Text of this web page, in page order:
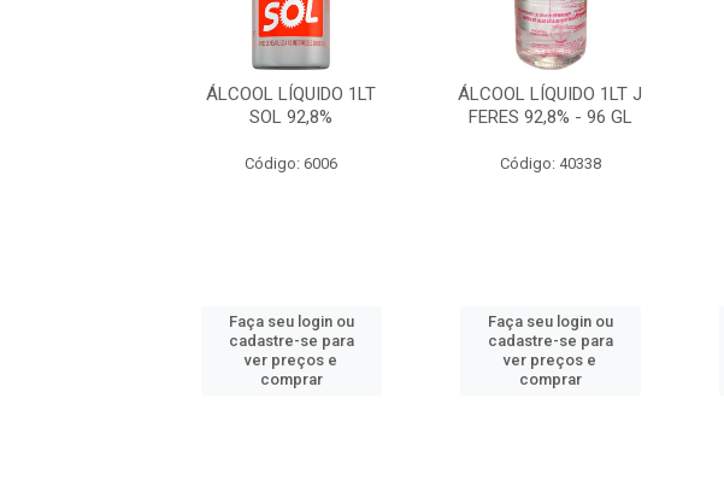
ÁLCOOL LÍQUIDO 1LT
SOL 92,8%
Código: 6006
Faça seu login ou
cadastre-se para
ver preços e
comprar
ÁLCOOL LÍQUIDO 1LT J
FERES 92,8% - 96 GL
Código: 40338
Faça seu login ou
cadastre-se para
ver preços e
comprar